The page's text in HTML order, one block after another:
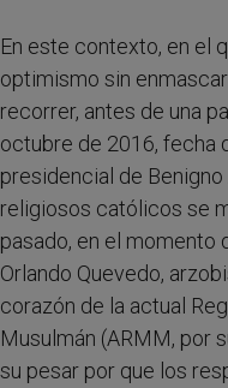
En este contexto, en el
optimismo sin
recorrer, antes de una
octubre de 2016, fecha
presidencial de
religiosos católicos se
pasado, en el momento
Orlando Quevedo,
corazón de la actual
Musulmán (ARMM, por
su pesar por que los